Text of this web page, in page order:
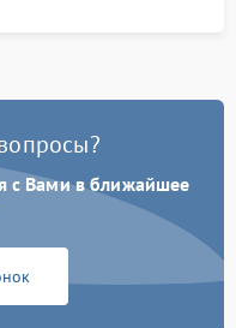
с Вами в ближайшее